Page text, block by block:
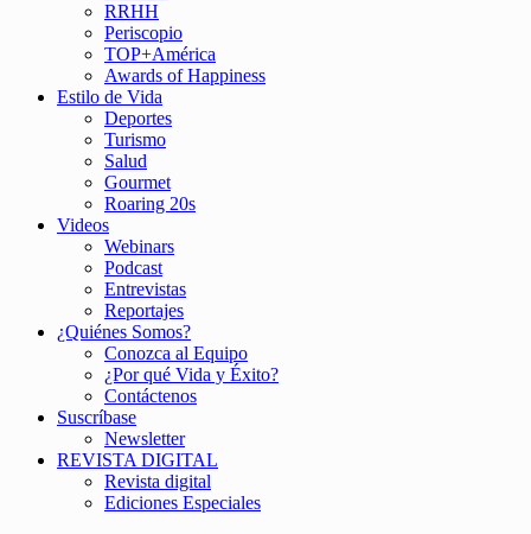
RRHH
Periscopio
TOP+América
Awards of Happiness
Estilo de Vida
Deportes
Turismo
Salud
Gourmet
Roaring 20s
Videos
Webinars
Podcast
Entrevistas
Reportajes
¿Quiénes Somos?
Conozca al Equipo
¿Por qué Vida y Éxito?
Contáctenos
Suscríbase
Newsletter
REVISTA DIGITAL
Revista digital
Ediciones Especiales